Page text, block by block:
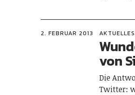
2. FEBRUAR 2013 AKTUELLES
von
Die
Twitter: